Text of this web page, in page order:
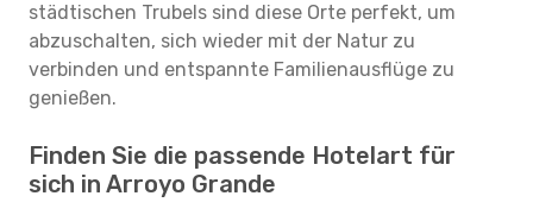
städtischen Trubels sind diese Orte perfekt, um
abzuschalten, sich wieder mit der Natur zu
verbinden und entspannte Familienausflüge zu
genießen.
Finden Sie die passende Hotelart für
sich in Arroyo Grande